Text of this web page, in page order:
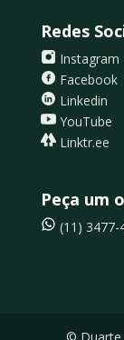
Redes
Instagram
Facebook
Linkedin
YouTube
Linktr.ee
Peça um
(11) 3477-